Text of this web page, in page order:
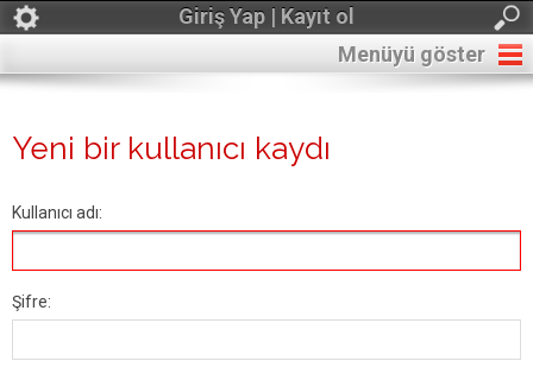
Giriş Yap | Kayıt ol
Menüyü göster
Yeni bir kullanıcı kaydı
Kullanıcı adı:
Şifre: